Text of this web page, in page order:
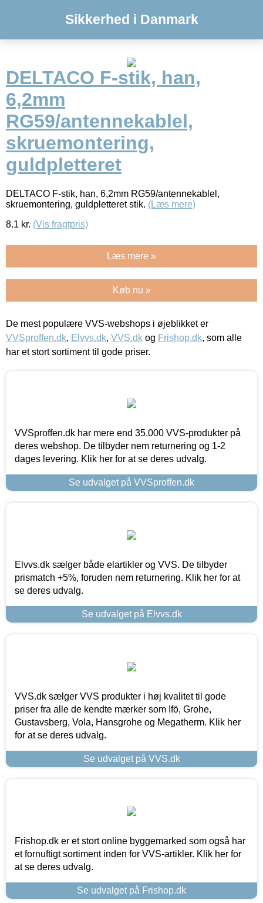
Sikkerhed i Danmark
DELTACO F-stik, han,
6,2mm
RG59/antennekablel,
skruemontering,
guldpletteret
DELTACO F-stik, han, 6,2mm RG59/antennekablel,
skruemontering, guldpletteret stik. (Læs mere)
8.1 kr. (Vis fragtpris)
Læs mere »
Køb nu »
De mest populære VVS-webshops i øjeblikket er
VVSproffen.dk, Elvvs.dk, VVS.dk og Frishop.dk, som alle
har et stort sortiment til gode priser.
VVSproffen.dk har mere end 35.000 VVS-produkter på
deres webshop. De tilbyder nem returnering og 1-2
dages levering. Klik her for at se deres udvalg.
Se udvalget på VVSproffen.dk
Elvvs.dk sælger både elartikler og VVS. De tilbyder
prismatch +5%, foruden nem returnering. Klik her for at
se deres udvalg.
Se udvalget på Elvvs.dk
VVS.dk sælger VVS produkter i høj kvalitet til gode
priser fra alle de kendte mærker som Ifö, Grohe,
Gustavsberg, Vola, Hansgrohe og Megatherm. Klik her
for at se deres udvalg.
Se udvalget på VVS.dk
Frishop.dk er et stort online byggemarked som også har
et fornuftigt sortiment inden for VVS-artikler. Klik her for
at se deres udvalg.
Se udvalget på Frishop.dk